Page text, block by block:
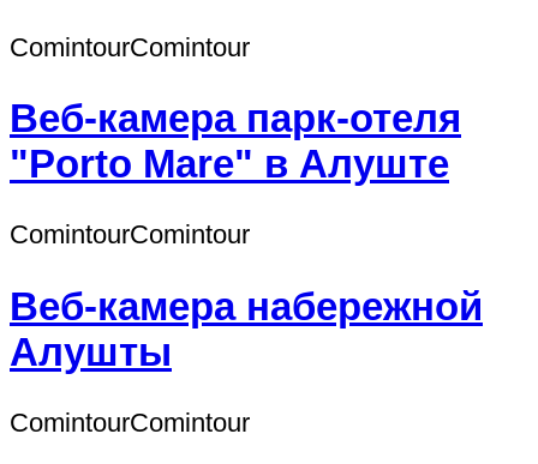
СomintourСomintour
Веб-камера парк-отеля
"Porto Mare" в Алуште
СomintourСomintour
Веб-камера набережной
Алушты
СomintourСomintour